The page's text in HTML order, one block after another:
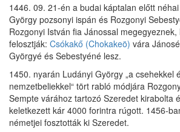
1446. 09. 21-én a budai káptalan előtt
György pozsonyi ispán és Rozgonyi
Rozgonyi István fia Jánossal
felosztják: Csókakő (Chokakeö) vára
Györgyé és Sebestyéné lesz.
1450. nyarán Ludányi György „a csehekkel
nemzetbeliekkel“ tört rabló módjára
Sempte várához tartozó Szeredet kirabolta
keletkezett kár 4000 forintra rúgott. 1456-
németjei fosztották ki Szeredet.